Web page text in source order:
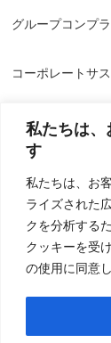
私たちは、
す
私たちは、お
ライズされた
クを分析する
クッキーを受
の使用に同意
グループコンプ
コーポレートサ
情報セキュリテ
個人情報の取り